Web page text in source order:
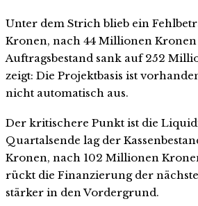
Unter dem Strich blieb ein
Kronen, nach 44 Millionen
Auftragsbestand sank auf 252
zeigt: Die Projektbasis ist
nicht automatisch aus.
Der kritischere Punkt ist die
Quartalsende lag der
Kronen, nach 102 Millionen
rückt die Finanzierung der
stärker in den Vordergrund.